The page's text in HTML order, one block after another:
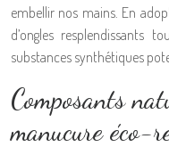
embellir nos mains. En
d’ongles resplendissants
substances synthétiques
Composants
manucure éco-